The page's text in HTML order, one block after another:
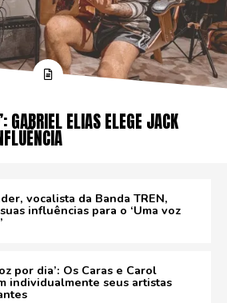
GABRIEL ELIAS ELEGE JACK
vocalista da Banda TREN,
influências para o ‘Uma voz
por dia’: Os Caras e Carol
individualmente seus artistas